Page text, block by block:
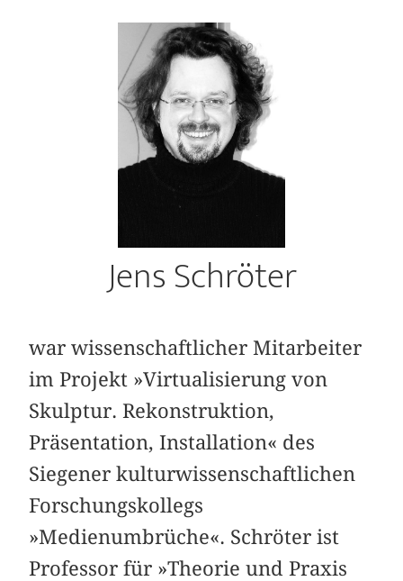
Jens Schröter
war wissenschaftlicher Mitarbeiter
im Projekt »Virtualisierung von
Skulptur. Rekonstruktion,
Präsentation, Installation« des
Siegener kulturwissenschaftlichen
Forschungskollegs
»Medienumbrüche«. Schröter ist
Professor für »Theorie und Praxis